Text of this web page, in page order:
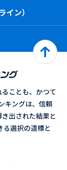
ン）
ことも、かつて
キングは、信頼
出された結果と
る選択の道標と